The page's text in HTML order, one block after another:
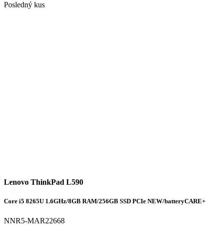
Posledný kus
Lenovo ThinkPad L590
Core i5 8265U 1.6GHz/8GB RAM/256GB SSD PCIe NEW/batteryCARE+
NNR5-MAR22668